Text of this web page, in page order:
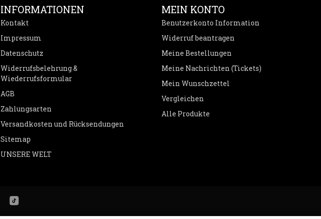
INFORMATIONEN
Kontakt
Impressum
Datenschutz
Widerrufsbelehrung &
Wiederrufsformular
AGB
Zahlungsarten
Versandkosten und Rücksendungen
Sitemap
UNSERE WELT
MEIN KONTO
Benutzerkonto Information
Widerruf beantragen
Meine Bestellungen
Meine Nachrichten (Tickets)
Mein Wunschzettel
Vergleichen
Alle Produkte